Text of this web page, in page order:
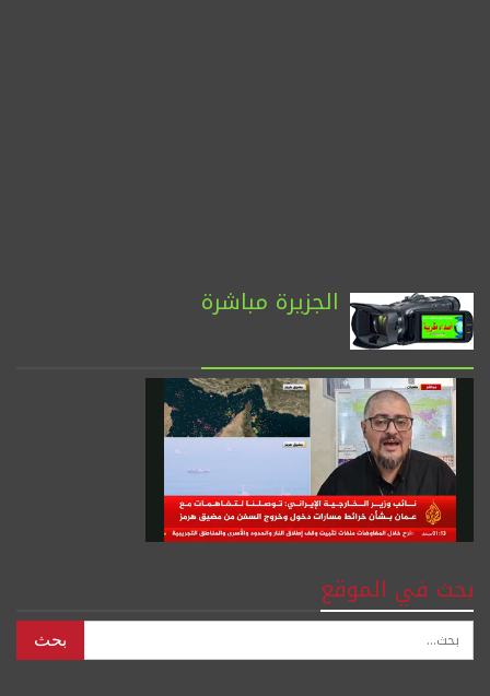
الجزيرة مباشرة
بحث في الموقع